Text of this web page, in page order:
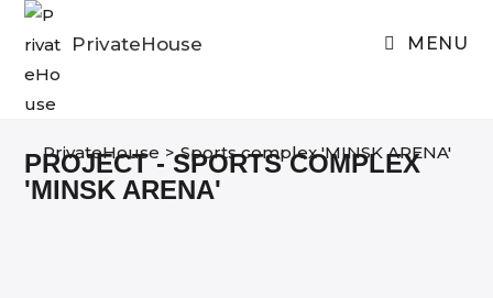
Skip
content
PrivateHouse MENU
PrivateHouse > Sports complex 'MINSK ARENA'
PROJECT - SPORTS COMPLEX
'MINSK ARENA'